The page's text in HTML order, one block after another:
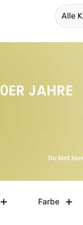
Alle
JAHRE
Du bist
Farbe